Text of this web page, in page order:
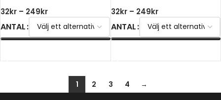
32kr – 249kr
ANTAL
32kr – 249kr
ANTAL
1 2 3 4 →